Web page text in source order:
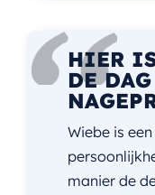
HIER
DE
Wiebe is
manier de